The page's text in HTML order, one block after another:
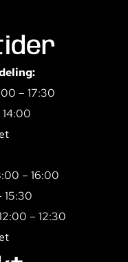
– 17:30
– 16:00
15:30
– 12:30